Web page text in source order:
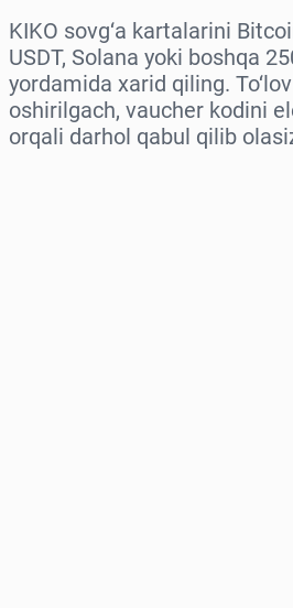
KIKO sovg‘a kartalarini
USDT, Solana yoki boshqa
yordamida xarid qiling.
oshirilgach, vaucher kodini
orqali darhol qabul qilib